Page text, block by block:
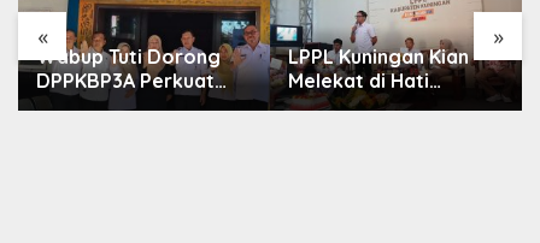
« »
Wabup Tuti Dorong
DPPKBP3A Perkuat
Upaya Tekan Stunting
LPPL Kuningan Kian
Melekat di Hati
Masyarakat, Dewas